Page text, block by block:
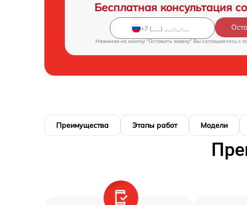
Бесплатная консультация
Нажимая на кнопку "Оставить заявку" Вы соглашаетесь c
Преимущества Этапы работ Модели